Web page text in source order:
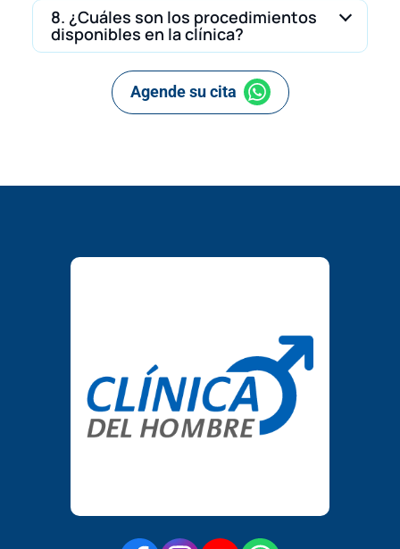
8. ¿Cuáles son los procedimientos
disponibles en la clínica?
Agende su cita